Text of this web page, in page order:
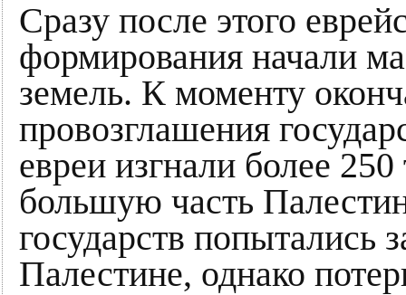
Сразу после этого
формирования начали
земель. К моменту
провозглашения
евреи изгнали более
большую часть
государств попытались
Палестине, однако